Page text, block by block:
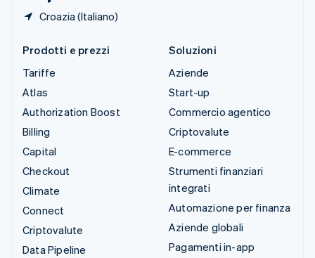
Croazia (Italiano)
Prodotti e prezzi
Tariffe
Atlas
Authorization Boost
Billing
Capital
Checkout
Climate
Connect
Criptovalute
Data Pipeline
Soluzioni
Aziende
Start-up
Commercio agentico
Criptovalute
E-commerce
Strumenti finanziari
integrati
Automazione per finanza
Aziende globali
Pagamenti in-app